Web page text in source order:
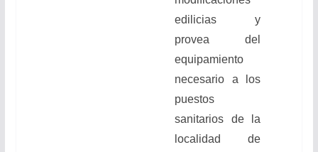
edilicias y
provea del
equipamiento
necesario a los
puestos
sanitarios de la
localidad de